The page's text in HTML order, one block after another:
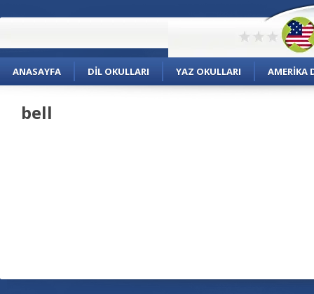
ANASAYFA DIL OKULLARI YAZ OKULLARI AMERIKA
bell